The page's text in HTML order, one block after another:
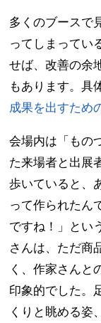
多くのブースで
ってしまってい
せば、改善の余
もあります。具
成果を出すため
会場内は「もの
た来場者と出展
歩いていると、
って作られたん
ですね！」とい
さんは、ただ商
く、作家さんと
印象的でした。
くりと眺める姿